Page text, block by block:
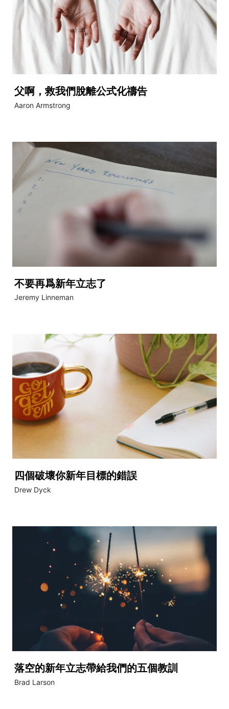
父啊，救我們脫離公式化禱告
Aaron Armstrong
不要再爲新年立志了
Jeremy Linneman
四個破壞你新年目標的錯誤
Drew Dyck
落空的新年立志帶給我們的五個教訓
Brad Larson